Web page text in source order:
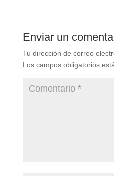
Enviar un
Tu dirección de correo
Los campos obligatorios